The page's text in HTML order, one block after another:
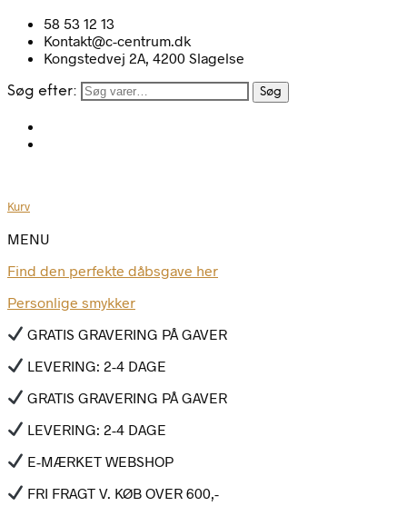
58 53 12 13
Kontakt@c-centrum.dk
Kongstedvej 2A, 4200 Slagelse
Søg efter: Søg
Kurv
MENU
Find den perfekte dåbsgave her
Personlige smykker
GRATIS GRAVERING PÅ GAVER
LEVERING: 2-4 DAGE
GRATIS GRAVERING PÅ GAVER
LEVERING: 2-4 DAGE
E-MÆRKET WEBSHOP
FRI FRAGT V. KØB OVER 600,-